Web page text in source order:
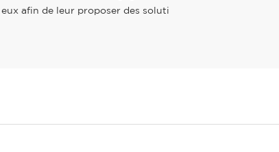
afin de leur proposer des soluti